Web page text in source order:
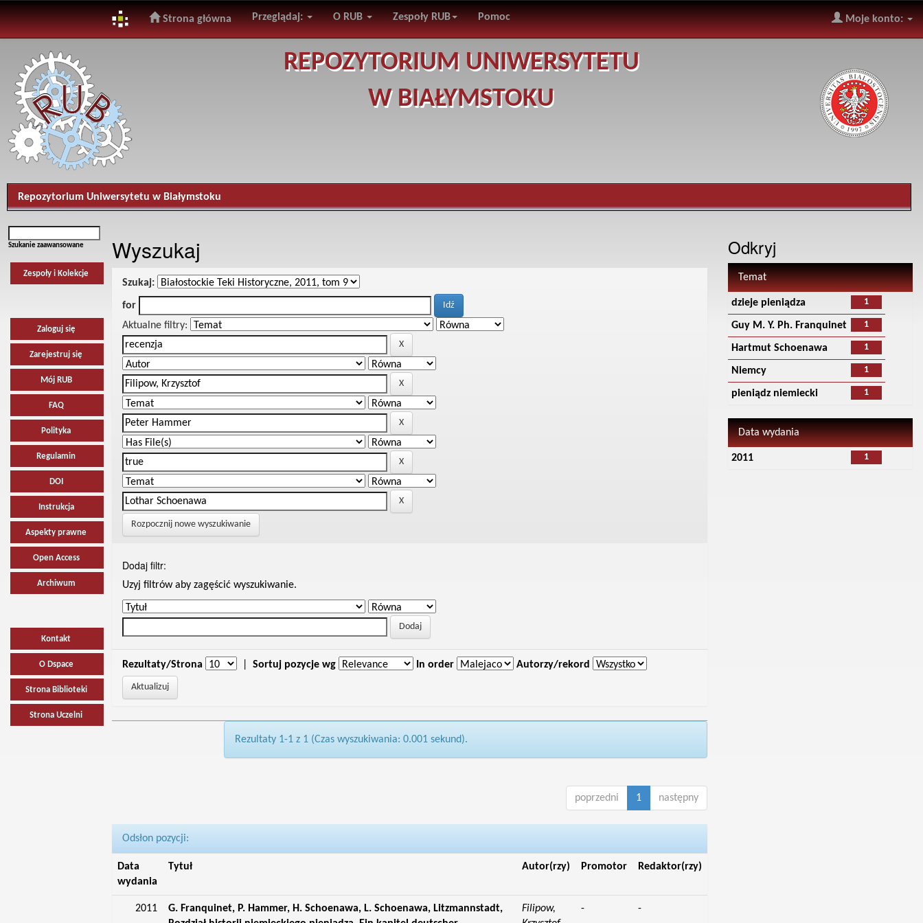
navigation
Strona główna Przeglądaj: O RUB Zespoły RUB Pomoc Moje konto:
REPOZYTORIUM UNIWERSYTETU
W BIAŁYMSTOKU
Repozytorium Uniwersytetu w Białymstoku
Szukanie zaawansowane
Zespoły i Kolekcje
Zaloguj się
Zarejestruj się
Mój RUB
FAQ
Polityka
Regulamin
DOI
Instrukcja
Aspekty prawne
Open Access
Archiwum
Kontakt
O Dspace
Strona Biblioteki
Strona Uczelni
Wyszukaj
Szukaj:
for
Aktualne filtry:
Rozpocznij nowe wyszukiwanie
Dodaj filtr:
Uzyj filtrów aby zagęścić wyszukiwanie.
Rezultaty/Strona Sortuj pozycje wg In order Autorzy/rekord
Rezultaty 1-1 z 1 (Czas wyszukiwania: 0.001 sekund).
poprzedni 1 następny
Odsłon pozycji:
Data
wydania
Tytuł Autor(rzy) Promotor Redaktor(rzy)
2011
G. Franquinet, P. Hammer, H. Schoenawa, L. Schoenawa, Litzmannstadt,
Filipow,
- -
Odkryj
Temat
1
dzieje pieniądza
1
Guy M. Y. Ph. Franquinet
1
Hartmut Schoenawa
1
Niemcy
1
pieniądz niemiecki
Data wydania
1
2011